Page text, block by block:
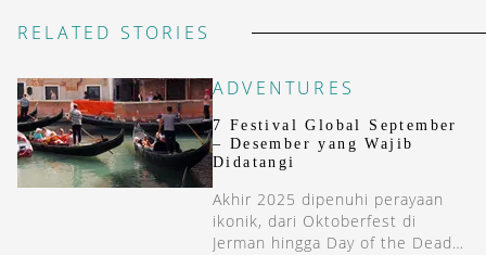
RELATED STORIES
ADVENTURES
7 Festival Global September
– Desember yang Wajib
Didatangi
Akhir 2025 dipenuhi perayaan
ikonik, dari Oktoberfest di
Jerman hingga Day of the Dead